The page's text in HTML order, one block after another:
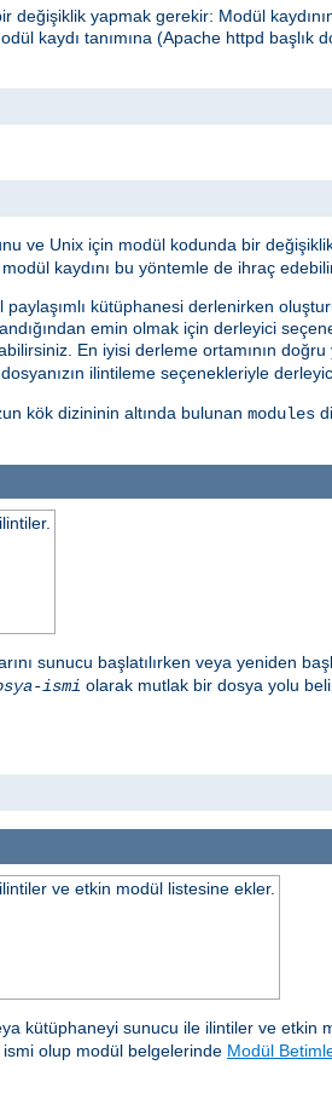
değişiklik yapmak gerekir: Modül
kaydı tanımına (Apache httpd başlık
ve Unix için modül kodunda bir değişiklik
kaydını bu yöntemle de ihraç
kütüphanesi derlenirken
emin olmak için derleyici
En iyisi derleme ortamının
dosyanızın ilintileme seçenekleriyle
kök dizininin altında bulunan modules
sunucu başlatılırken veya yeniden
ismi olarak mutlak bir dosya yolu
ve etkin modül listesine ekler.
kütüphaneyi sunucu ile ilintiler ve etkin
olup modül belgelerinde Modül